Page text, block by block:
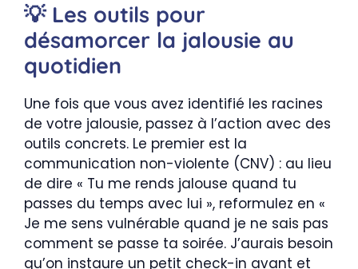
💡 Les outils pour
désamorcer la jalousie au
quotidien
Une fois que vous avez identifié les racines
de votre jalousie, passez à l’action avec des
outils concrets. Le premier est la
communication non-violente (CNV) : au lieu
de dire « Tu me rends jalouse quand tu
passes du temps avec lui », reformulez en «
Je me sens vulnérable quand je ne sais pas
comment se passe ta soirée. J’aurais besoin
qu’on instaure un petit check-in avant et